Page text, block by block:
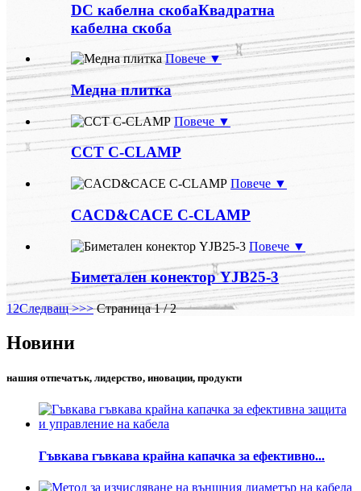
DC кабелна скобаКвадратна
кабелна скоба
Повече ▼
Медна плитка
Повече ▼
CCT C-CLAMP
Повече ▼
CACD&CACE C-CLAMP
Повече ▼
Биметален конектор YJB25-3
12Следващ >>> Страница 1 / 2
Новини
нашия отпечатък, лидерство, иновации, продукти
Гъвкава гъвкава крайна капачка за ефективно...